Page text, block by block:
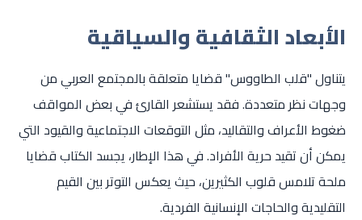
الأبعاد الثقافية والسياقية
يتناول "قلب الطاووس" قضايا متعلقة بالمجتمع العربي من
وجهات نظر متعددة. فقد يستشعر القارئ في بعض المواقف
ضغوط الأعراف والتقاليد، مثل التوقعات الاجتماعية والقيود التي
يمكن أن تقيد حرية الأفراد. في هذا الإطار، يجسد الكتاب قضايا
ملحة تلامس قلوب الكثيرين، حيث يعكس التوتر بين القيم
التقليدية والحاجات الإنسانية الفردية.